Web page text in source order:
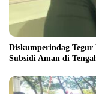
Diskumperindag
Subsidi Aman di